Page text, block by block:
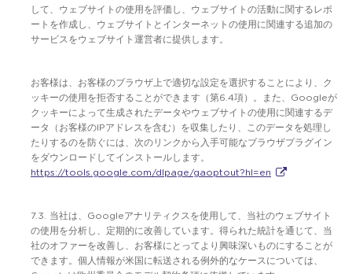
して、ウェブサイトの使用を評価し、ウェブサイトの活動に関するレポ
ートを作成し、ウェブサイトとインターネットの使用に関連する追加の
サービスをウェブサイト運営者に提供します。
お客様は、お客様のブラウザ上で適切な設定を選択することにより、ク
ッキーの使用を拒否することができます（第6.4項）。また、Googleが
クッキーによって生成されたデータやウェブサイトの使用に関連するデ
ータ（お客様のIPアドレスを含む）を収集したり、このデータを処理し
たりするのを防ぐには、次のリンクから入手可能なブラウザプラグイン
をダウンロードしてインストールします。
https://tools.google.com/dlpage/gaoptout?hl=en
7.3. 当社は、Googleアナリティクスを使用して、当社のウェブサイト
の使用を分析し、定期的に改善しています。得られた統計を通じて、当
社のオファーを改善し、お客様にとってより興味深いものにすることが
できます。個人情報が米国に転送される例外的なケースについては、